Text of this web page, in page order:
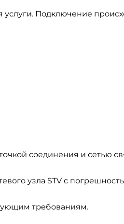
услуги. Подключение
соединения и сетью
узла STV с
требованиям.